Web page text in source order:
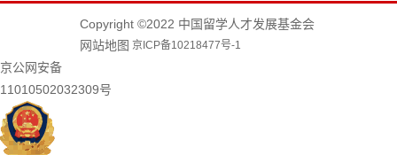
Copyright ©2022 中国留学人才发展基金会
网站地图 京ICP备10218477号-1
京公网安备
11010502032309号